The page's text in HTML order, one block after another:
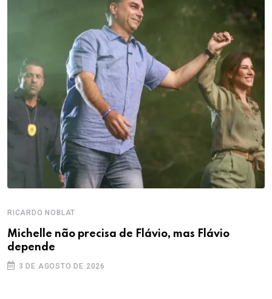
RICARDO NOBLAT
Michelle não precisa de Flávio, mas Flávio
depende
3 DE AGOSTO DE 2026